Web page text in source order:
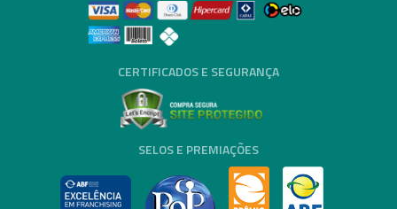
CERTIFICADOS E SEGURANÇA
SELOS E PREMIAÇÕES